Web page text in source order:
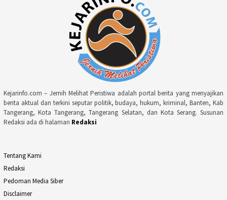
Kejarinfo.com – Jernih Melihat Peristiwa adalah portal berita yang menyajikan
berita aktual dan terkini seputar politik, budaya, hukum, kriminal, Banten, Kab
Tangerang, Kota Tangerang, Tangerang Selatan, dan Kota Serang. Susunan
Redaksi ada di halaman Redaksi
Tentang Kami
Redaksi
Pedoman Media Siber
Disclaimer